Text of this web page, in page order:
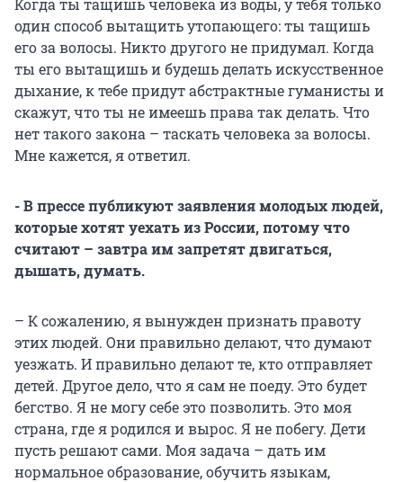
один способ вытащить утопающего: ты тащишь
его за волосы. Никто другого не придумал. Когда
ты его вытащишь и будешь делать искусственное
дыхание, к тебе придут абстрактные гуманисты и
скажут, что ты не имеешь права так делать. Что
нет такого закона – таскать человека за волосы.
Мне кажется, я ответил.
- В прессе публикуют заявления молодых людей,
которые хотят уехать из России, потому что
считают – завтра им запретят двигаться,
дышать, думать.
– К сожалению, я вынужден признать правоту
этих людей. Они правильно делают, что думают
уезжать. И правильно делают те, кто отправляет
детей. Другое дело, что я сам не поеду. Это будет
бегство. Я не могу себе это позволить. Это моя
страна, где я родился и вырос. Я не побегу. Дети
пусть решают сами. Моя задача – дать им
нормальное образование, обучить языкам,